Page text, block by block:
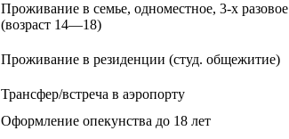
Проживание в семье, одноместное, 3-х
(возраст 14—18)
Проживание в резиденции (студ. общежитие)
Трансфер/встреча в аэропорту
Оформление опекунства до 18 лет